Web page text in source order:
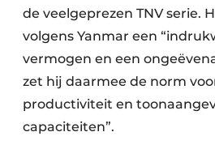
de veelgeprezen TNV serie.
volgens Yanmar een
vermogen en een
zet hij daarmee de norm
productiviteit en
capaciteiten”.